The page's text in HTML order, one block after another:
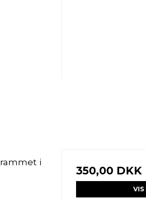
i
350,00 DKK
VIS